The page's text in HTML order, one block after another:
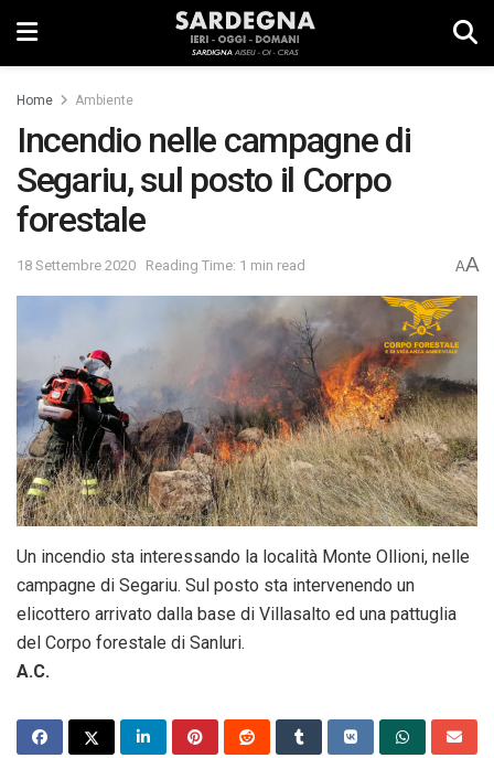
Home Ambiente
Incendio nelle campagne di
Segariu, sul posto il Corpo
forestale
18 Settembre 2020 Reading Time: 1 min read AA
Un incendio sta interessando la località Monte Ollioni, nelle
campagne di Segariu. Sul posto sta intervenendo un
elicottero arrivato dalla base di Villasalto ed una pattuglia
del Corpo forestale di Sanluri.
A.C.